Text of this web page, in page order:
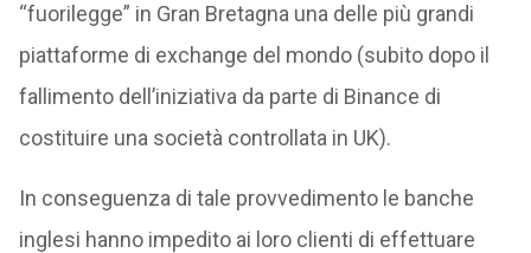
“fuorilegge” in Gran Bretagna una delle più grandi
piattaforme di exchange del mondo (subito dopo il
fallimento dell’iniziativa da parte di Binance di
costituire una società controllata in UK).
In conseguenza di tale provvedimento le banche
inglesi hanno impedito ai loro clienti di effettuare